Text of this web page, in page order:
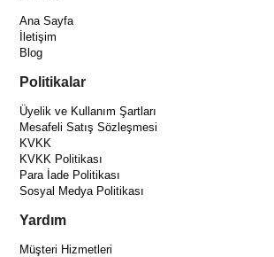
Ana Sayfa
İletişim
Blog
Politikalar
Üyelik ve Kullanım Şartları
Mesafeli Satış Sözleşmesi
KVKK
KVKK Politikası
Para İade Politikası
Sosyal Medya Politikası
Yardım
Müşteri Hizmetleri